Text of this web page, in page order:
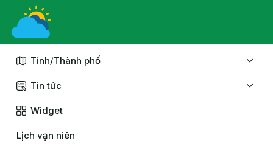
Chuyển
nội
Tỉnh/Thành phố
Tin tức
Widget
Lịch vạn niên